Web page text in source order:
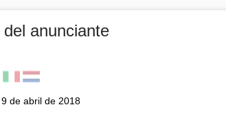
anunciante
de abril de 2018